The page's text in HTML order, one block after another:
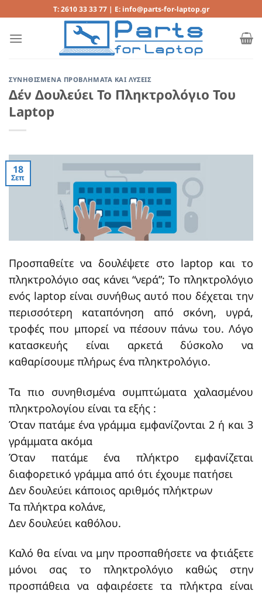
στο
περιεχόμενο
T: 2610 33 33 77 | E: info@parts-for-laptop.gr
ΣΥΝΗΘΙΣΜΕΝΑ ΠΡΟΒΛΗΜΑΤΑ ΚΑΙ ΛΥΣΕΙΣ
Δέν Δουλεύει Το Πληκτρολόγιο Του
Laptop
18
Σεπ
Προσπαθείτε να δουλέψετε στο laptop και το
πληκτρολόγιο σας κάνει “νερά”; Το πληκτρολόγιο
ενός laptop είναι συνήθως αυτό που δέχεται την
περισσότερη καταπόνηση από σκόνη, υγρά,
τροφές που μπορεί να πέσουν πάνω του. Λόγο
κατασκευής είναι αρκετά δύσκολο να
καθαρίσουμε πλήρως ένα πληκτρολόγιο.
Τα πιο συνηθισμένα συμπτώματα χαλασμένου
πληκτρολογίου είναι τα εξής :
Όταν πατάμε ένα γράμμα εμφανίζονται 2 ή και 3
γράμματα ακόμα
Όταν πατάμε ένα πλήκτρο εμφανίζεται
διαφορετικό γράμμα από ότι έχουμε πατήσει
Δεν δουλεύει κάποιος αριθμός πλήκτρων
Τα πλήκτρα κολάνε,
Δεν δουλεύει καθόλου.
Καλό θα είναι να μην προσπαθήσετε να φτιάξετε
μόνοι σας το πληκτρολόγιο καθώς στην
προσπάθεια να αφαιρέσετε τα πλήκτρα είναι